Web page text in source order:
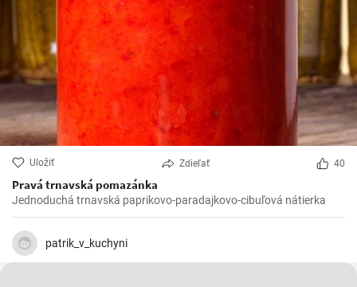
Uložiť Zdieľať 40
Pravá trnavská pomazánka
Jednoduchá trnavská paprikovo-paradajkovo-cibuľová nátierka
patrik_v_kuchyni